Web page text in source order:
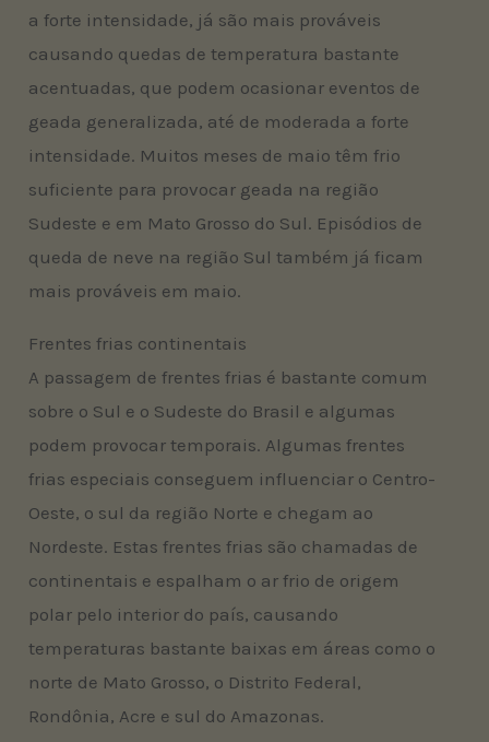
a forte intensidade, já são mais prováveis
causando quedas de temperatura bastante
acentuadas, que podem ocasionar eventos de
geada generalizada, até de moderada a forte
intensidade. Muitos meses de maio têm frio
suficiente para provocar geada na região
Sudeste e em Mato Grosso do Sul. Episódios de
queda de neve na região Sul também já ficam
mais prováveis em maio.
Frentes frias continentais
A passagem de frentes frias é bastante comum
sobre o Sul e o Sudeste do Brasil e algumas
podem provocar temporais. Algumas frentes
frias especiais conseguem influenciar o Centro-
Oeste, o sul da região Norte e chegam ao
Nordeste. Estas frentes frias são chamadas de
continentais e espalham o ar frio de origem
polar pelo interior do país, causando
temperaturas bastante baixas em áreas como o
norte de Mato Grosso, o Distrito Federal,
Rondônia, Acre e sul do Amazonas.